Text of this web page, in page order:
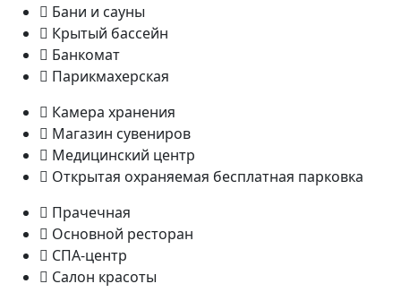
Бани и сауны
Крытый бассейн
Банкомат
Парикмахерская
Камера хранения
Магазин сувениров
Медицинский центр
Открытая охраняемая бесплатная парковка
Прачечная
Основной ресторан
СПА-центр
Салон красоты